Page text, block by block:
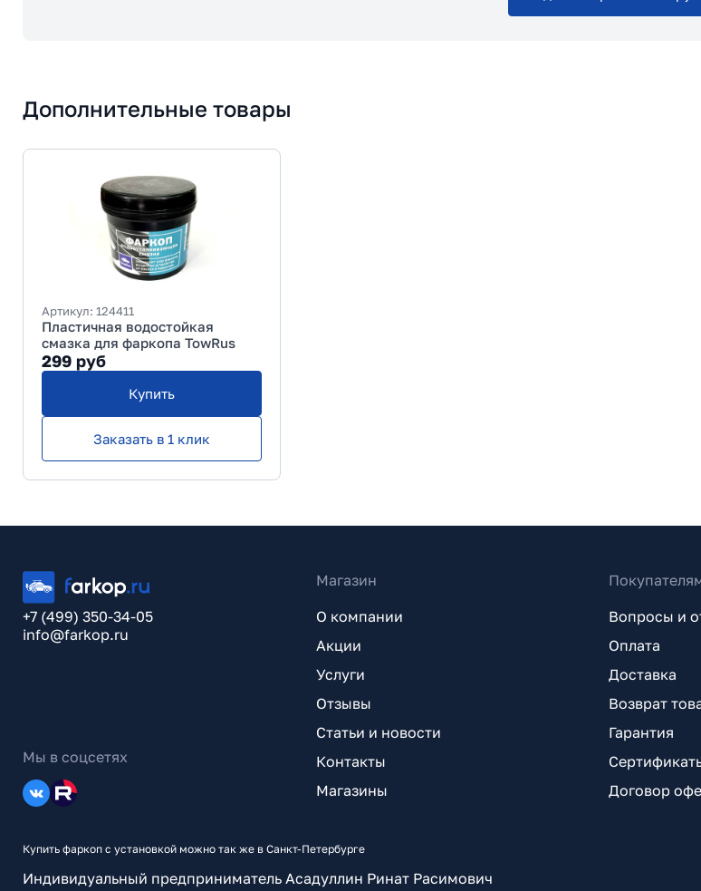
Дополнительные товары
Артикул: 124411
Пластичная водостойкая
смазка для фаркопа TowRus
299 руб
Купить
Заказать в 1 клик
+7 (499) 350-34-05
info@farkop.ru
Мы в соцсетях
Магазин
О компании
Акции
Услуги
Отзывы
Статьи и новости
Контакты
Магазины
Вопросы и
Оплата
Доставка
Возврат
Гарантия
Договор
Купить фаркоп с установкой можно так же в Санкт-Петербурге
Индивидуальный предприниматель Асадуллин Ринат Расимович